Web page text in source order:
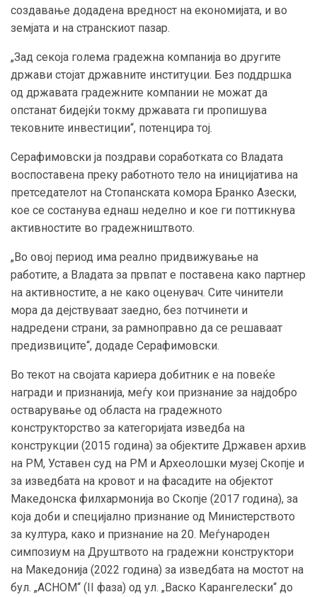
создавање додадена вредност на економијата, и во
земјата и на странскиот пазар.
„Зад секоја голема градежна компанија во другите
држави стојат државните институции. Без поддршка
од државата градежните компании не можат да
опстанат бидејќи токму државата ги пропишува
тековните инвестиции“, потенцира тој.
Серафимовски ја поздрави соработката со Владата
воспоставена преку работното тело на иницијатива на
претседателот на Стопанската комора Бранко Азески,
кое се состанува еднаш неделно и кое ги поттикнува
активностите во градежништвото.
„Во овој период има реално придвижување на
работите, а Владата за првпат е поставена како партнер
на активностите, а не како оценувач. Сите чинители
мора да дејствуваат заедно, без потчинети и
надредени страни, за рамноправно да се решаваат
предизвиците“, додаде Серафимовски.
Во текот на својата кариера добитник е на повеќе
награди и признанија, меѓу кои признание за најдобро
остварување од областа на градежното
конструкторство за категоријата изведба на
конструкции (2015 година) за објектите Државен архив
на РМ, Уставен суд на РМ и Археолошки музеј Скопје и
за изведбата на кровот и на фасадите на објектот
Македонска филхармонија во Скопје (2017 година), за
која доби и специјално признание од Министерството
за култура, како и признание на 20. Меѓународен
симпозиум на Друштвото на градежни конструктори
на Македонија (2022 година) за изведбата на мостот на
бул. „АСНОМ“ (II фаза) од ул. „Васко Карангелески“ до